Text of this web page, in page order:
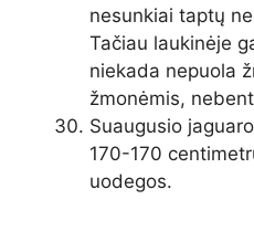
nesunkiai taptų
Tačiau laukinėje
niekada nepuola
žmonėmis,
Suaugusio
170-170
uodegos.